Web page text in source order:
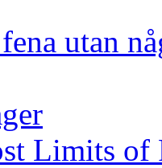
utan
Limits of